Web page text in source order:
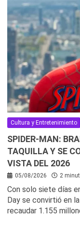
Cultura y Entretenimiento
SPIDER-MAN:
TAQUILLA Y SE
VISTA DEL 2026
05/08/2026 2
Con solo siete días
Day se convirtió en
recaudar 1.155